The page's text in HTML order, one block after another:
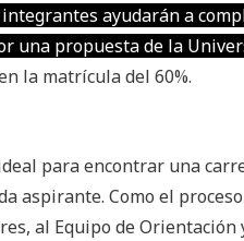
ayudarán a
una propuesta de la
la matrícula del 60%.
para encontrar una
aspirante. Como el
al Equipo de Orientación